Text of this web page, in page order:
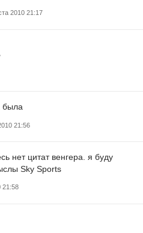
2010 21:17
была
21:56
нет цитат венгера. я буду
Sky Sports
21:58